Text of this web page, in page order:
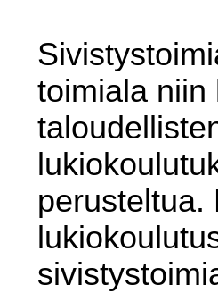
toimiala niin
perusteltua.